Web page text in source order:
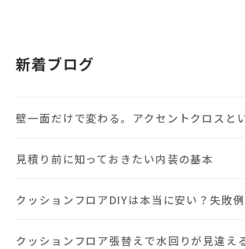
新着ブログ
壁一面だけで変わる。アクセントクロスと
見積り前に知っておきたい内装の基本
クッションフロアDIYは本当に安い？失敗
クッションフロア張替えで水回りが見違え